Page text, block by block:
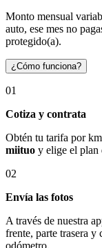
Monto mensual
auto, ese mes no
protegido(a).
¿Cómo funciona?
01
Cotiza y contrata
Obtén tu tarifa por
miituo y elige el plan
02
Envía las fotos
A través de nuestra
frente, parte trasera y
odómetro.